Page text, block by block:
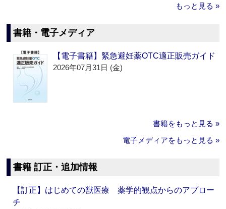
もっと見る »
書籍・電子メディア
【電子書籍】緊急避妊薬OTC適正販売ガイド
2026年07月31日 (金)
書籍をもっと見る »
電子メディアをもっと見る »
書籍 訂正・追加情報
【訂正】はじめての獣医療 薬学的観点からのアプロー
チ